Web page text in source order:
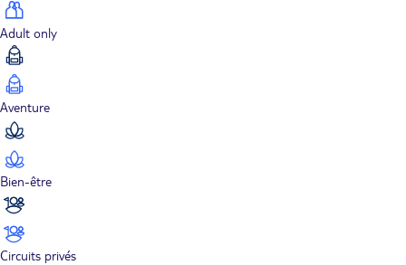
Adult only
Aventure
Bien-être
Circuits privés